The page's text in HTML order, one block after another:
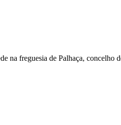
na freguesia de Palhaça,